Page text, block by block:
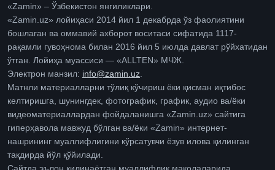
«Zamin» – Ўзбекистон янгиликлари.
«Zamin.uz» лойиҳаси 2014 йил 1 декабрда ўз фаолиятини
бошлаган ва оммавий ахборот воситаси сифатида 1117-
рақамли гувоҳнома билан 2016 йил 5 июлда давлат рўйхатидан
ўтган. Лойиҳа муассиси — «ALLTEN» МЧЖ.
Электрон манзил: info@zamin.uz
Матнли материалларни тўлиқ кўчириш ёки қисман иқтибос
келтиришга, шунингдек, фотографик, график, аудио ва/ёки
видеоматериаллардан фойдаланишга «Zamin.uz» сайтига
гиперҳавола мавжуд бўлган ва/ёки «Zamin» интернет-
нашрининг муаллифлигини кўрсатувчи ёзув илова қилинган
тақдирда йўл қўйилади.